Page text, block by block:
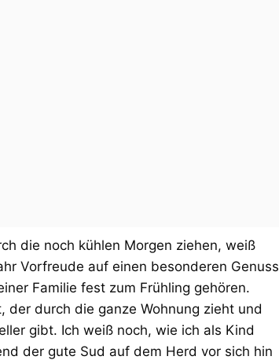
die noch kühlen Morgen ziehen, weiß
Vorfreude auf einen besonderen Genuss
Familie fest zum Frühling gehören.
durch die ganze Wohnung zieht und
gibt. Ich weiß noch, wie ich als Kind
der gute Sud auf dem Herd vor sich hin